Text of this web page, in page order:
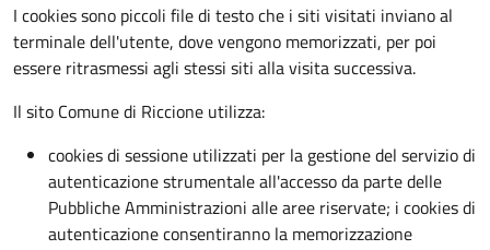
I cookies sono piccoli file di testo che i siti visitati inviano al
terminale dell'utente, dove vengono memorizzati, per poi
essere ritrasmessi agli stessi siti alla visita successiva.
Il sito Comune di Riccione utilizza:
cookies di sessione utilizzati per la gestione del servizio di
autenticazione strumentale all'accesso da parte delle
Pubbliche Amministrazioni alle aree riservate; i cookies di
autenticazione consentiranno la memorizzazione